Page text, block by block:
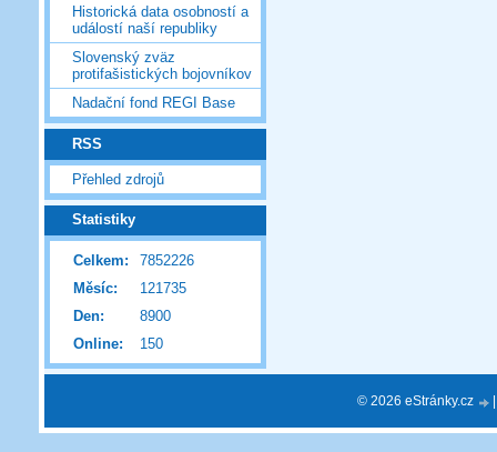
Historická data osobností a
událostí naší republiky
Slovenský zväz
protifašistických bojovníkov
Nadační fond REGI Base
RSS
Přehled zdrojů
Statistiky
Online: 150
Celkem:
7852226
Měsíc:
121735
Den:
8900
© 2026 eStránky.cz